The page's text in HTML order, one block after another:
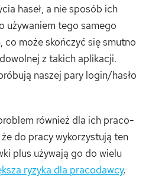
haseł, a nie sposób ich
używaniem tego samego
co może skończyć się smutno
z takich aplikacji.
naszej pary login/hasło
również dla ich praco-
do pracy wykorzystują ten
plus używają go do wielu
ryzyka dla pracodawcy.